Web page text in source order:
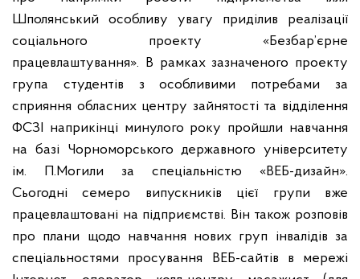
Шполянський особливу увагу приділив реалізації
соціального проекту «Безбар’єрне
працевлаштування». В рамках зазначеного проекту
група студентів з особливими потребами за
сприяння обласних центру зайнятості та відділення
ФСЗІ наприкінці минулого року пройшли навчання
на базі Чорноморського державного університету
ім. П.Могили за спеціальністю «ВЕБ-дизайн».
Сьогодні семеро випускників цієї групи вже
працевлаштовані на підприємстві. Він також розповів
про плани щодо навчання нових груп інвалідів за
спеціальностями просування ВЕБ-сайтів в мережі